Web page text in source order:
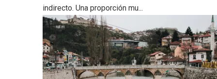
indirecto. Una proporción mu...